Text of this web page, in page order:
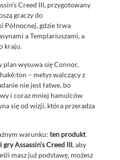
Creed III, przygotowany
graczy do
Północnej, gdzie trwa
a Templariuszami, a
kraju.
plan wysuwa się Connor,
– metys walczący z
nie jest łatwe, bo
i coraz mniej hamulców
się od wizji, która przeradza
warunku: ten produkt
Assassin’s Creed III, aby
masz już podstawę, możesz